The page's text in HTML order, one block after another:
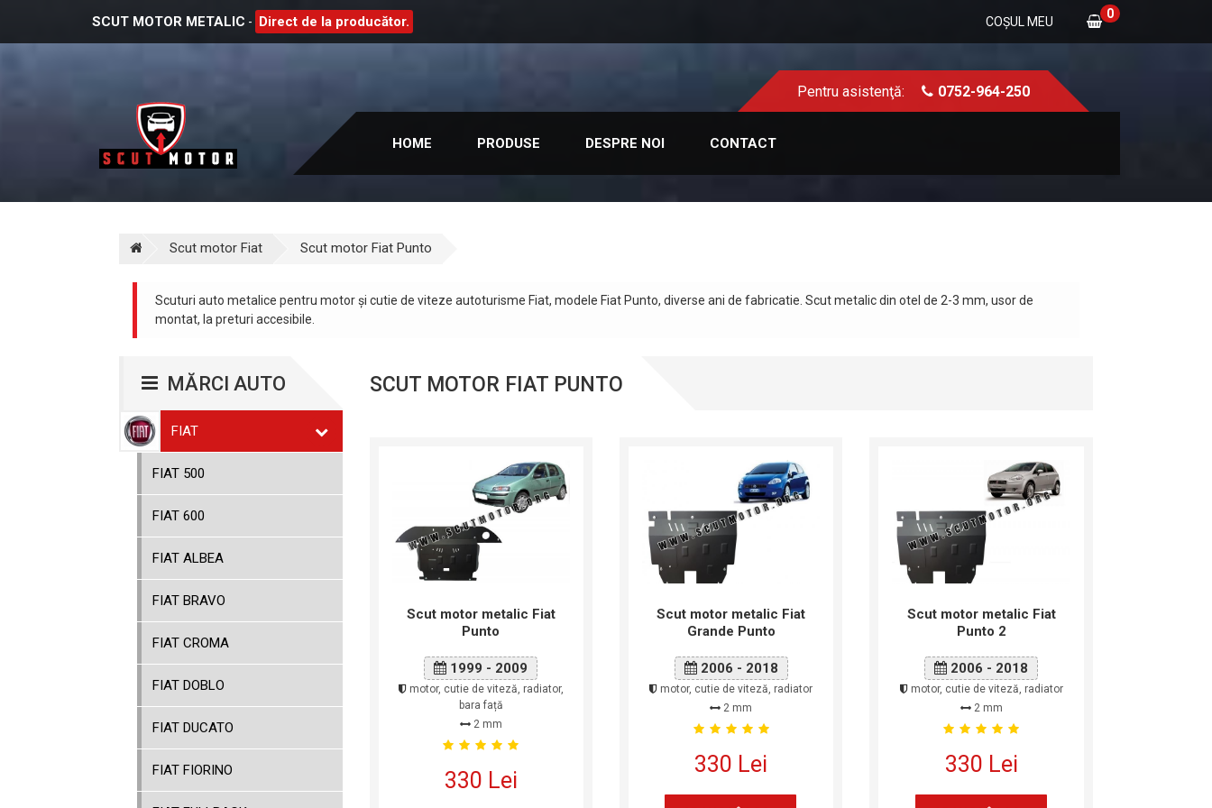
SCUT MOTOR METALIC - Direct de la producător. COŞUL MEU
0
Pentru asistenţă: 0752-964-250
HOME PRODUSE DESPRE NOI CONTACT
Scut motor Fiat Scut motor Fiat Punto
Scuturi auto metalice pentru motor și cutie de viteze autoturisme Fiat, modele Fiat Punto, diverse ani de fabricatie. Scut metalic din otel de 2-3 mm, usor de
montat, la preturi accesibile.
MĂRCI AUTO
FIAT
FIAT 500
FIAT 600
FIAT ALBEA
FIAT BRAVO
FIAT CROMA
FIAT DOBLO
FIAT DUCATO
FIAT FIORINO
SCUT MOTOR FIAT PUNTO
Scut motor metalic Fiat
Punto
1999 - 2009
motor, cutie de viteză, radiator,
bara față
2 mm
330 Lei
Scut motor metalic Fiat
Grande Punto
2006 - 2018
motor, cutie de viteză, radiator
2 mm
330 Lei
Scut motor metalic Fiat
Punto 2
2006 - 2018
motor, cutie de viteză, radiator
2 mm
330 Lei